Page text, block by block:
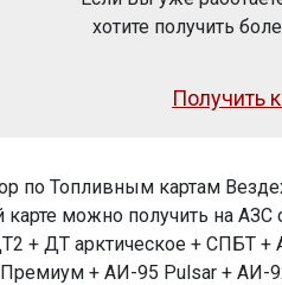
хотите получить
Получить
по Топливным картам
карте можно получить на
+ ДТ арктическое + СПБТ
+ АИ-95 Pulsar + АИ-